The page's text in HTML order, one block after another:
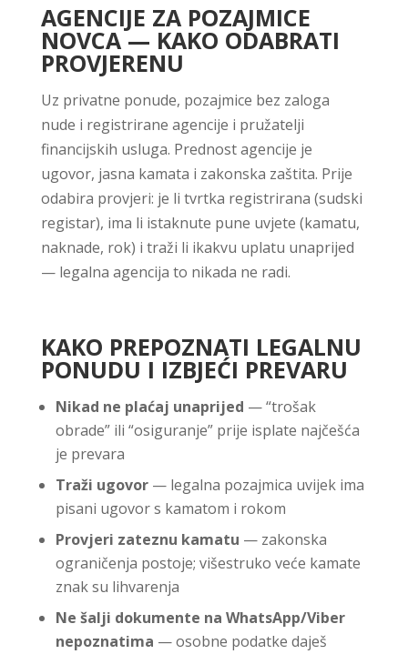
AGENCIJE ZA POZAJMICE
NOVCA — KAKO ODABRATI
PROVJERENU
Uz privatne ponude, pozajmice bez zaloga
nude i registrirane agencije i pružatelji
financijskih usluga. Prednost agencije je
ugovor, jasna kamata i zakonska zaštita. Prije
odabira provjeri: je li tvrtka registrirana (sudski
registar), ima li istaknute pune uvjete (kamatu,
naknade, rok) i traži li ikakvu uplatu unaprijed
— legalna agencija to nikada ne radi.
KAKO PREPOZNATI LEGALNU
PONUDU I IZBJEĆI PREVARU
Nikad ne plaćaj unaprijed — “trošak
obrade” ili “osiguranje” prije isplate najčešća
je prevara
Traži ugovor— legalna pozajmica uvijek ima
pisani ugovor s kamatom i rokom
Provjeri zateznu kamatu — zakonska
ograničenja postoje; višestruko veće kamate
znak su lihvarenja
Ne šalji dokumente na WhatsApp/Viber
nepoznatima — osobne podatke daješ